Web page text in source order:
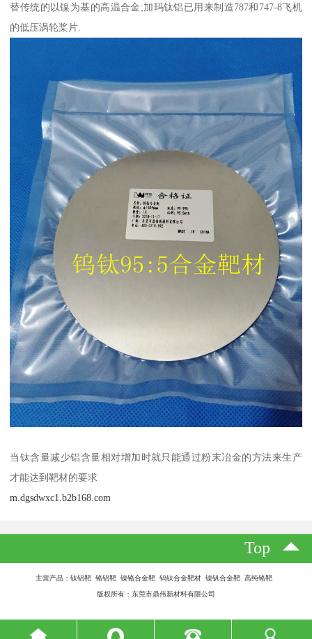
替传统的以镍为基的高温合金;加玛钛铝已用来制造787和747-8飞机
的低压涡轮桨片.
当钛含量减少铝含量相对增加时就只能通过粉末冶金的方法来生产
才能达到靶材的要求
m.dgsdwxc1.b2b168.com
Top
主营产品：钛铝靶 铬铝靶 镍铬合金靶 钨钛合金靶材 镍钒合金靶 高纯铬靶
版权所有：东莞市鼎伟新材料有限公司